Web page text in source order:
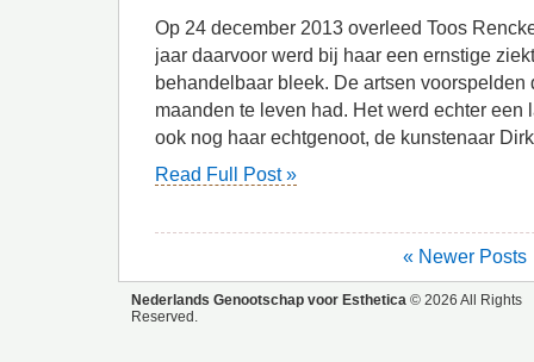
Op 24 december 2013 overleed Toos
jaar daarvoor werd bij haar een ernstige
behandelbaar bleek. De artsen
maanden te leven had. Het werd echter een
ook nog haar echtgenoot, de kunstenaar
Read Full Post »
« Newer Posts
Nederlands Genootschap voor Esthetica © 2026 All Rights
Reserved.